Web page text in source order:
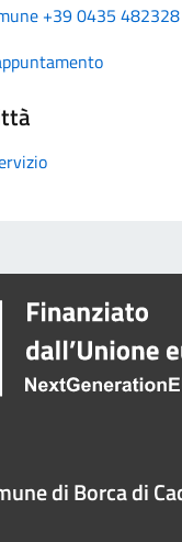
+39 0435 482328
di Borca di